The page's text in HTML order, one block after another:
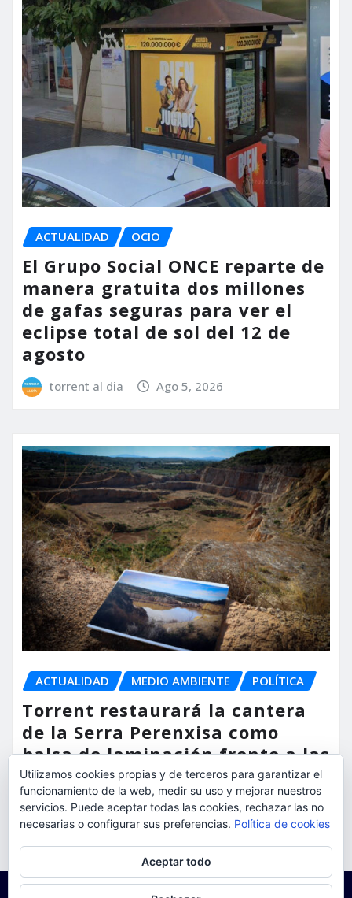
ACTUALIDAD OCIO
El Grupo Social ONCE reparte de
manera gratuita dos millones
de gafas seguras para ver el
eclipse total de sol del 12 de
agosto
torrent al dia Ago 5, 2026
ACTUALIDAD MEDIO AMBIENTE POLÍTICA
Torrent restaurará la cantera
de la Serra Perenxisa como
balsa de laminación frente a las
lluvias torrenciales
torrent al dia Ago 5, 2026
Utilizamos cookies propias y de terceros para garantizar el
funcionamiento de la web, medir su uso y mejorar nuestros
servicios. Puede aceptar todas las cookies, rechazar las no
necesarias o configurar sus preferencias. Política de cookies
Aceptar todo
Para obtener más información, incluido cómo gestionar las cookies,